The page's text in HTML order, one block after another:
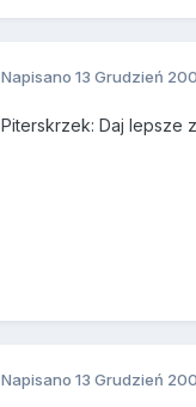
Napisano13 Grudzień
Piterskrzek: Daj lepsze
Napisano13 Grudzień